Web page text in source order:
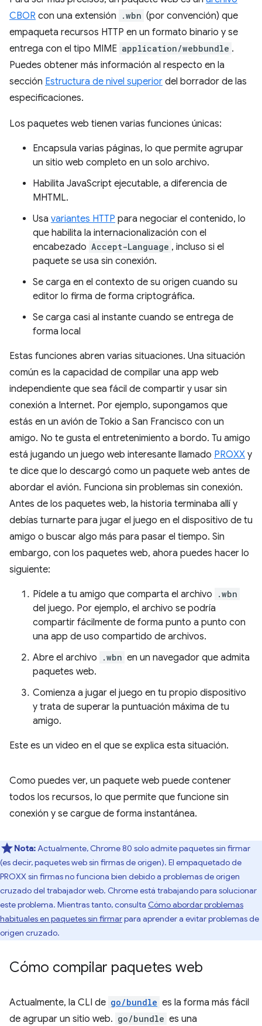
CBOR con una extensión .wbn (por convención) que
empaqueta recursos HTTP en un formato binario y se
entrega con el tipo MIME application/webbundle .
Puedes obtener más información al respecto en la
sección Estructura de nivel superior del borrador de las
especificaciones.
Los paquetes web tienen varias funciones únicas:
Encapsula varias páginas, lo que permite agrupar
un sitio web completo en un solo archivo.
Habilita JavaScript ejecutable, a diferencia de
MHTML.
Usa variantes HTTP para negociar el contenido, lo
que habilita la internacionalización con el
encabezado Accept-Language , incluso si el
paquete se usa sin conexión.
Se carga en el contexto de su origen cuando su
editor lo firma de forma criptográfica.
Se carga casi al instante cuando se entrega de
forma local
Estas funciones abren varias situaciones. Una situación
común es la capacidad de compilar una app web
independiente que sea fácil de compartir y usar sin
conexión a Internet. Por ejemplo, supongamos que
estás en un avión de Tokio a San Francisco con un
amigo. No te gusta el entretenimiento a bordo. Tu amigo
está jugando un juego web interesante llamado PROXX y
te dice que lo descargó como un paquete web antes de
abordar el avión. Funciona sin problemas sin conexión.
Antes de los paquetes web, la historia terminaba allí y
debías turnarte para jugar el juego en el dispositivo de tu
amigo o buscar algo más para pasar el tiempo. Sin
embargo, con los paquetes web, ahora puedes hacer lo
siguiente:
Pídele a tu amigo que comparta el archivo .wbn
del juego. Por ejemplo, el archivo se podría
compartir fácilmente de forma punto a punto con
una app de uso compartido de archivos.
Abre el archivo
.wbn en un navegador que admita
paquetes web.
Comienza a jugar el juego en tu propio dispositivo
y trata de superar la puntuación máxima de tu
amigo.
Este es un video en el que se explica esta situación.
Como puedes ver, un paquete web puede contener
todos los recursos, lo que permite que funcione sin
conexión y se cargue de forma instantánea.
Nota:Actualmente, Chrome 80 solo admite paquetes sin firmar
(es decir, paquetes web sin firmas de origen). El empaquetado de
PROXX sin firmas no funciona bien debido a problemas de origen
cruzado del trabajador web. Chrome está trabajando para solucionar
este problema. Mientras tanto, consulta Cómo abordar problemas
habituales en paquetes sin firmarpara aprender a evitar problemas de
origen cruzado.
Cómo compilar paquetes web
Actualmente, la CLI de go/bundle es la forma más fácil
de agrupar un sitio web. go/bundle es una